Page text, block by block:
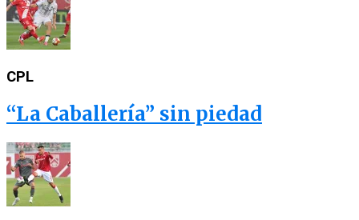
CPL
“La Caballería” sin piedad